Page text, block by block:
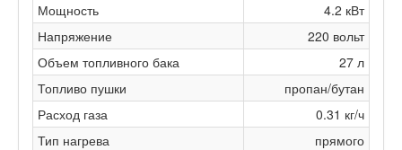
Мощность
4.2 кВт
Напряжение
220 вольт
Объем топливного бака
27 л
Топливо пушки
пропан/бутан
Расход газа
0.31 кг/ч
Тип нагрева
прямого